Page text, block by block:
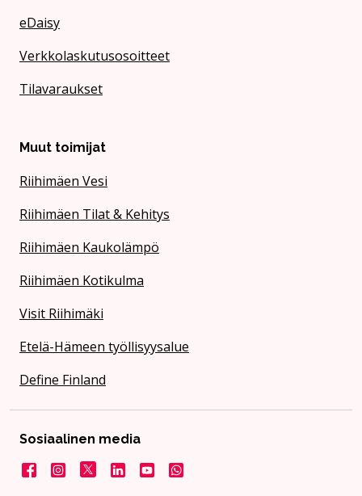
eDaisy
Verkkolaskutusosoitteet
Tilavaraukset
Muut toimijat
Riihimäen Vesi
Riihimäen Tilat & Kehitys
Riihimäen Kaukolämpö
Riihimäen Kotikulma
Visit Riihimäki
Etelä-Hämeen työllisyysalue
Define Finland
Sosiaalinen media
FacebookInstagram
X LinkedInYouTubeKaupunki WhatsApissa